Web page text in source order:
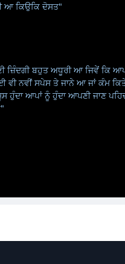
ਆ ਕਿਉਕਿ ਦੋਸਤ"
ਜ਼ਿੰਦਗੀ ਬਹੁਤ ਅਧੂਰੀ ਆ ਜਿਵੇਂ ਕਿ
ਵੀ ਨਵੀਂ ਸਪੇਸ ਤੇ ਜਾਨੇ ਆ ਜਾਂ ਕੰਮ
ਆਪਾਂ ਨੂੰ ਹੁੰਦਾ ਆਪਣੀ ਜਾਣ